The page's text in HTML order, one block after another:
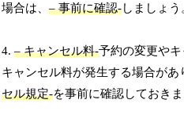
場合は、– 事前に確認-しましょう
4.– キャンセル料-予約の変更やキ
キャンセル料が発生する場合があ
セル規定-を事前に確認しておきま